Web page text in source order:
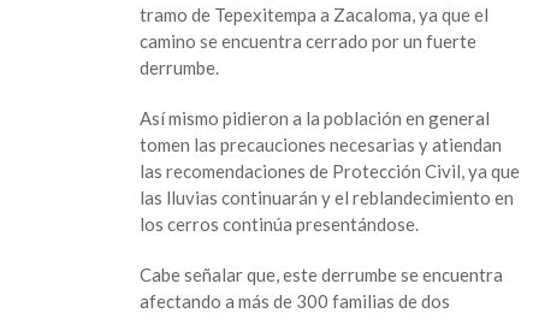
tramo de Tepexitempa a Zacaloma, ya que el
camino se encuentra cerrado por un fuerte
derrumbe.
Así mismo pidieron a la población en general
tomen las precauciones necesarias y atiendan
las recomendaciones de Protección Civil, ya que
las lluvias continuarán y el reblandecimiento en
los cerros continúa presentándose.
Cabe señalar que, este derrumbe se encuentra
afectando a más de 300 familias de dos